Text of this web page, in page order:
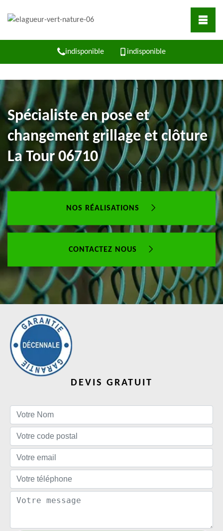
indisponible indisponible
Spécialiste en pose et
changement grillage et clôture
La Tour 06710
NOS RÉALISATIONS
CONTACTEZ NOUS
DEVIS GRATUIT